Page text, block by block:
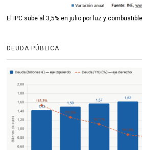
El IPC sube al 3,5% en julio por luz y
DEUDA PÚBLICA